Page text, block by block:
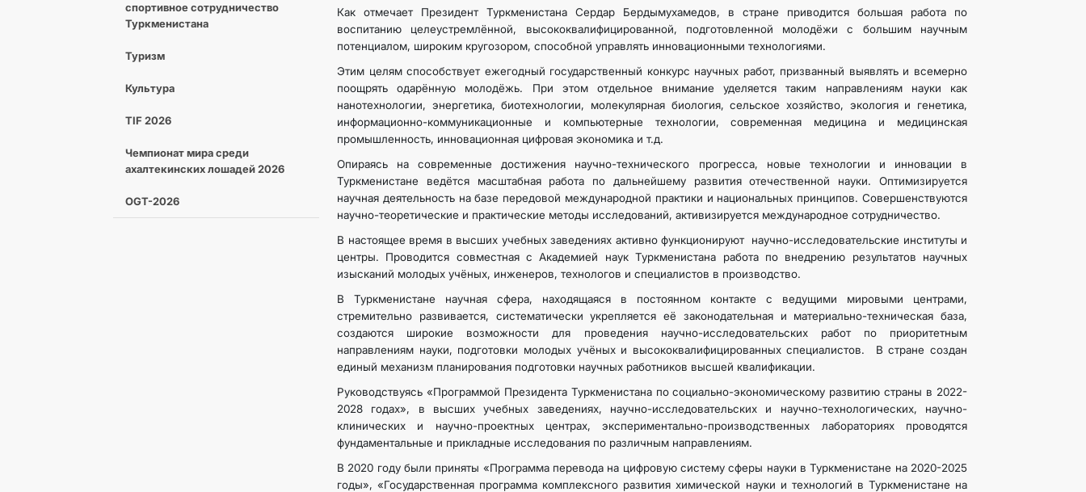
спортивное сотрудничество
Туркменистана
Туризм
Культура
TIF 2026
Чемпионат мира среди
ахалтекинских лошадей 2026
OGT-2026
Как отмечает Президент Туркменистана Сердар Бердымухамедов, в стране приводится большая работа по
воспитанию целеустремлённой, высококвалифицированной, подготовленной молодёжи с большим научным
потенциалом, широким кругозором, способной управлять инновационными технологиями.
Этим целям способствует ежегодный государственный конкурс научных работ, призванный выявлять и всемерно
поощрять одарённую молодёжь. При этом отдельное внимание уделяется таким направлениям науки как
нанотехнологии, энергетика, биотехнологии, молекулярная биология, сельское хозяйство, экология и генетика,
информационно-коммуникационные и компьютерные технологии, современная медицина и медицинская
промышленность, инновационная цифровая экономика и т.д.
Опираясь на современные достижения научно-технического прогресса, новые технологии и инновации в
Туркменистане ведётся масштабная работа по дальнейшему развития отечественной науки. Оптимизируется
научная деятельность на базе передовой международной практики и национальных принципов. Совершенствуются
научно-теоретические и практические методы исследований, активизируется международное сотрудничество.
В настоящее время в высших учебных заведениях активно функционируют научно-исследовательские институты и
центры. Проводится совместная с Академией наук Туркменистана работа по внедрению результатов научных
изысканий молодых учёных, инженеров, технологов и специалистов в производство.
В Туркменистане научная сфера, находящаяся в постоянном контакте с ведущими мировыми центрами,
стремительно развивается, систематически укрепляется её законодательная и материально-техническая база,
создаются широкие возможности для проведения научно-исследовательских работ по приоритетным
направлениям науки, подготовки молодых учёных и высококвалифицированных специалистов. В стране создан
единый механизм планирования подготовки научных работников высшей квалификации.
Руководствуясь «Программой Президента Туркменистана по социально-экономическому развитию страны в 2022-
2028 годах», в высших учебных заведениях, научно-исследовательских и научно-технологических, научно-
клинических и научно-проектных центрах, экспериментально-производственных лабораториях проводятся
фундаментальные и прикладные исследования по различным направлениям.
В 2020 году были приняты «Программа перевода на цифровую систему сферы науки в Туркменистане на 2020-2025
годы», «Государственная программа комплексного развития химической науки и технологий в Туркменистане на